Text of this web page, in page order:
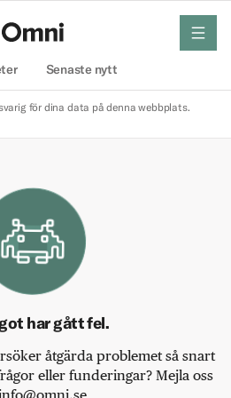
Senaste nytt
meny
för dina data på denna webbplats.
har gått fel.
åtgärda problemet så snart
eller funderingar? Mejla oss